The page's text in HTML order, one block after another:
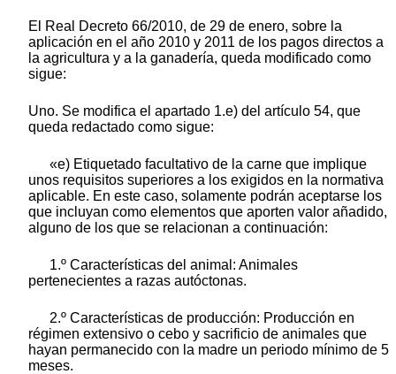
El Real Decreto 66/2010, de 29 de enero, sobre la
aplicación en el año 2010 y 2011 de los pagos directos a
la agricultura y a la ganadería, queda modificado como
sigue:
Uno. Se modifica el apartado 1.e) del artículo 54, que
queda redactado como sigue:
«e) Etiquetado facultativo de la carne que implique
unos requisitos superiores a los exigidos en la normativa
aplicable. En este caso, solamente podrán aceptarse los
que incluyan como elementos que aporten valor añadido,
alguno de los que se relacionan a continuación:
1.º Características del animal: Animales
pertenecientes a razas autóctonas.
2.º Características de producción: Producción en
régimen extensivo o cebo y sacrificio de animales que
hayan permanecido con la madre un periodo mínimo de 5
meses.